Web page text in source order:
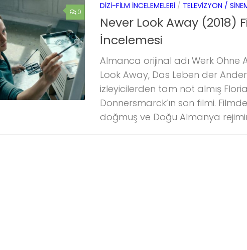
0
DIZI-FILM İNCELEMELERI / TELEVIZYON /
Never Look Away (2018)
İncelemesi
Almanca orijinal adı Werk Ohne
Look Away, Das Leben der
izleyicilerden tam not almış
Donnersmarck‘ın son filmi.
doğmuş ve Doğu Almanya